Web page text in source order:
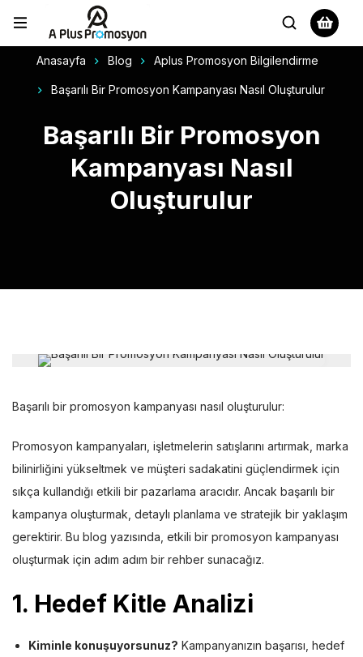
Anasayfa Blog Aplus Promosyon Bilgilendirme
Başarılı Bir Promosyon Kampanyası Nasıl Oluşturulur
Başarılı Bir Promosyon
Kampanyası Nasıl
Oluşturulur
Başarılı bir promosyon kampanyası nasıl oluşturulur:
Promosyon kampanyaları, işletmelerin satışlarını artırmak, marka
bilinirliğini yükseltmek ve müşteri sadakatini güçlendirmek için
sıkça kullandığı etkili bir pazarlama aracıdır. Ancak başarılı bir
kampanya oluşturmak, detaylı planlama ve stratejik bir yaklaşım
gerektirir. Bu blog yazısında, etkili bir promosyon kampanyası
oluşturmak için adım adım bir rehber sunacağız.
1. Hedef Kitle Analizi
Kiminle konuşuyorsunuz? Kampanyanızın başarısı, hedef